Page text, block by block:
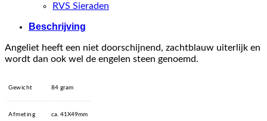
RVS Sieraden
Beschrijving
Angeliet heeft een niet doorschijnend, zachtblauw uiterlijk en
wordt dan ook wel de engelen steen genoemd.
Gewicht 84 gram
Afmeting ca. 41X49mm